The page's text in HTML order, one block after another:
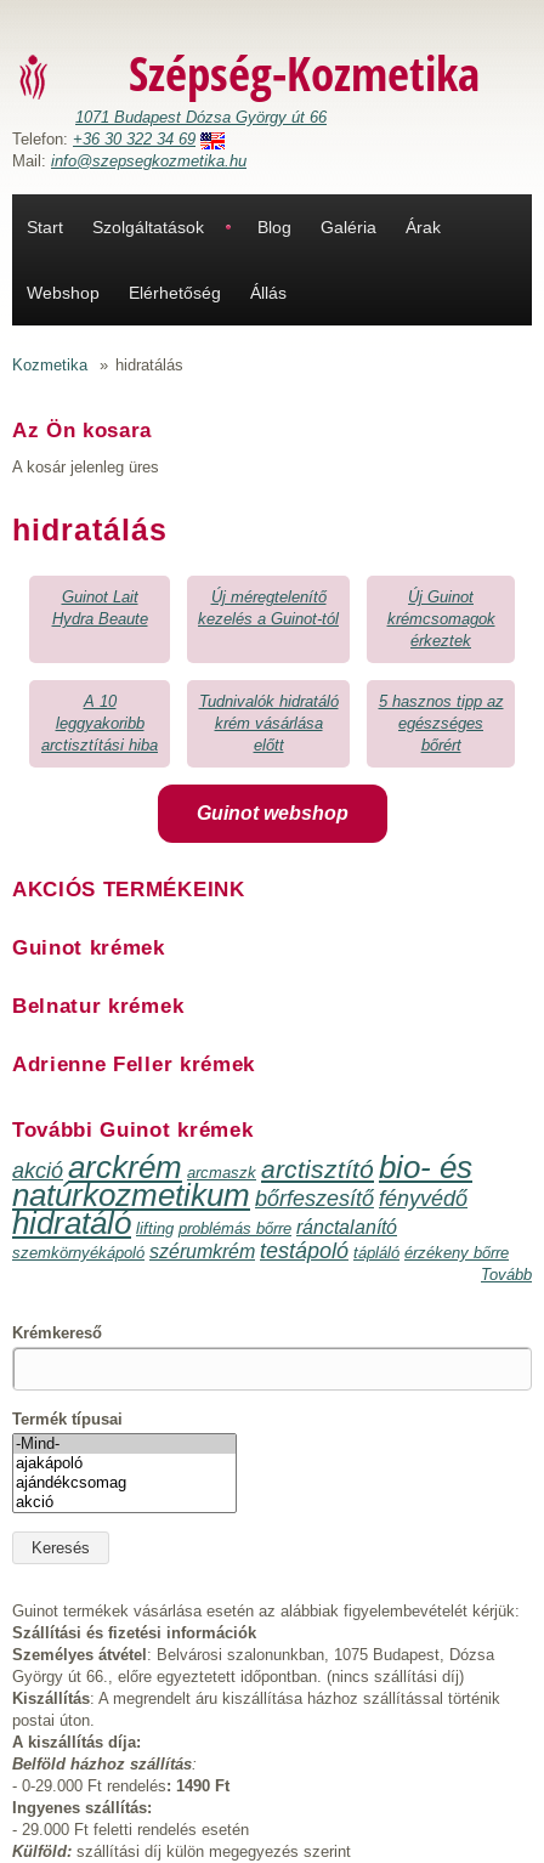
Szépség-Kozmetika
1071 Budapest Dózsa György út 66
Telefon: +36 30 322 34 69
Mail: info@szepsegkozmetika.hu
Start Szolgáltatások Blog Galéria Árak
Webshop Elérhetőség Állás
Kozmetika » hidratálás
Az Ön kosara
A kosár jelenleg üres
hidratálás
Guinot Lait
Hydra Beaute
Új méregtelenítő
kezelés a Guinot-tól
Új Guinot
krémcsomagok
érkeztek
A 10
leggyakoribb
arctisztítási hiba
Tudnivalók hidratáló
krém vásárlása
előtt
5 hasznos tipp az
egészséges
bőrért
Guinot webshop
AKCIÓS TERMÉKEINK
Guinot krémek
Belnatur krémek
Adrienne Feller krémek
További Guinot krémek
akció arckrém arcmaszk arctisztító bio- és
natúrkozmetikum bőrfeszesítő fényvédő
hidratáló lifting problémás bőrre ránctalanító
szemkörnyékápoló szérumkrém testápoló tápláló érzékeny bőrre
Tovább
Krémkereső
Termék típusai
Guinot termékek vásárlása esetén az alábbiak figyelembevételét kérjük:
Szállítási és fizetési információk
Személyes átvétel : Belvárosi szalonunkban, 1075 Budapest, Dózsa
György út 66., előre egyeztetett időpontban. (nincs szállítási díj)
Kiszállítás: A megrendelt áru kiszállítása házhoz szállítással történik
postai úton.
A kiszállítás díja:
Belföld házhoz szállítás:
- 0-29.000 Ft rendelés: 1490 Ft
Ingyenes szállítás:
- 29.000 Ft feletti rendelés esetén
Külföld: szállítási díj külön megegyezés szerint